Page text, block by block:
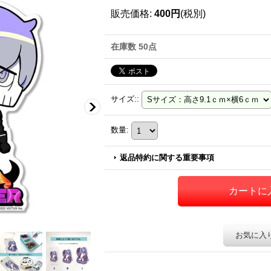
販売価格: 400円 (税別)
在庫数 50点
サイズ::
数量:
返品特約に関する重要事項
お気に入